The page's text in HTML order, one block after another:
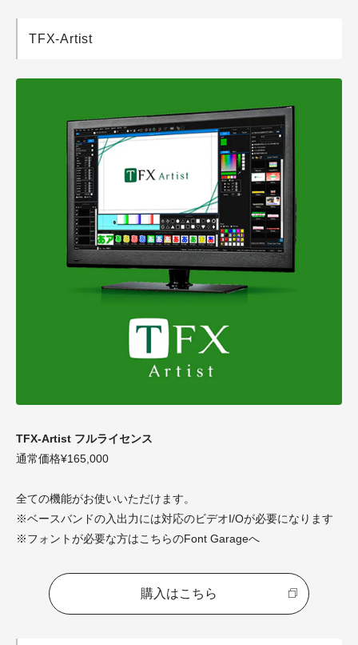
TFX-Artist
TFX-Artist フルライセンス
通常価格¥165,000
全ての機能がお使いいただけます。
※ベースバンドの入出力には対応のビデオI/Oが必要になります
※フォントが必要な方はこちらのFont Garageへ
購入はこちら